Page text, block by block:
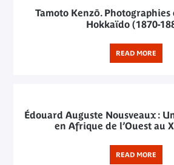
Tamoto Kenzō. Photographies
Hokkaïdo (1870-
READ MORE
Édouard Auguste Nousveaux :
en Afrique de l’Ouest au
READ MORE